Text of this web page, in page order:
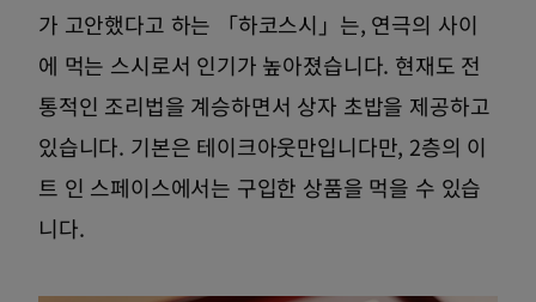
가 고안했다고 하는 「하코스시」는, 연극의 사이
에 먹는 스시로서 인기가 높아졌습니다. 현재도 전
통적인 조리법을 계승하면서 상자 초밥을 제공하고
있습니다. 기본은 테이크아웃만입니다만, 2층의 이
트 인 스페이스에서는 구입한 상품을 먹을 수 있습
니다.